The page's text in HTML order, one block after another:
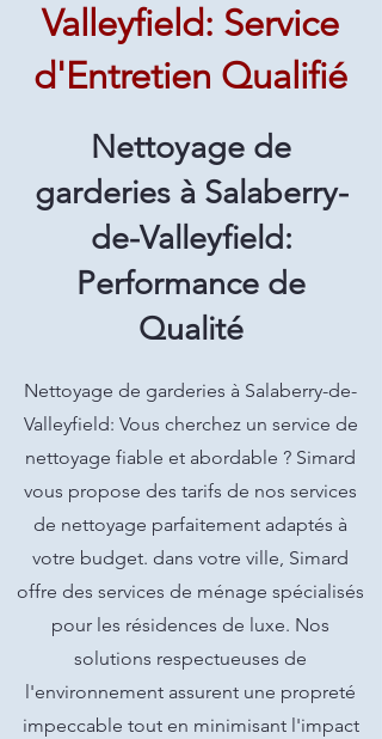
Valleyfield: Service
d'Entretien Qualifié
Nettoyage de
garderies à Salaberry-
de-Valleyfield:
Performance de
Qualité
Nettoyage de garderies à Salaberry-de-
Valleyfield: Vous cherchez un service de
nettoyage fiable et abordable ? Simard
vous propose des tarifs de nos services
de nettoyage parfaitement adaptés à
votre budget. dans votre ville, Simard
offre des services de ménage spécialisés
pour les résidences de luxe. Nos
solutions respectueuses de
l'environnement assurent une propreté
impeccable tout en minimisant l'impact